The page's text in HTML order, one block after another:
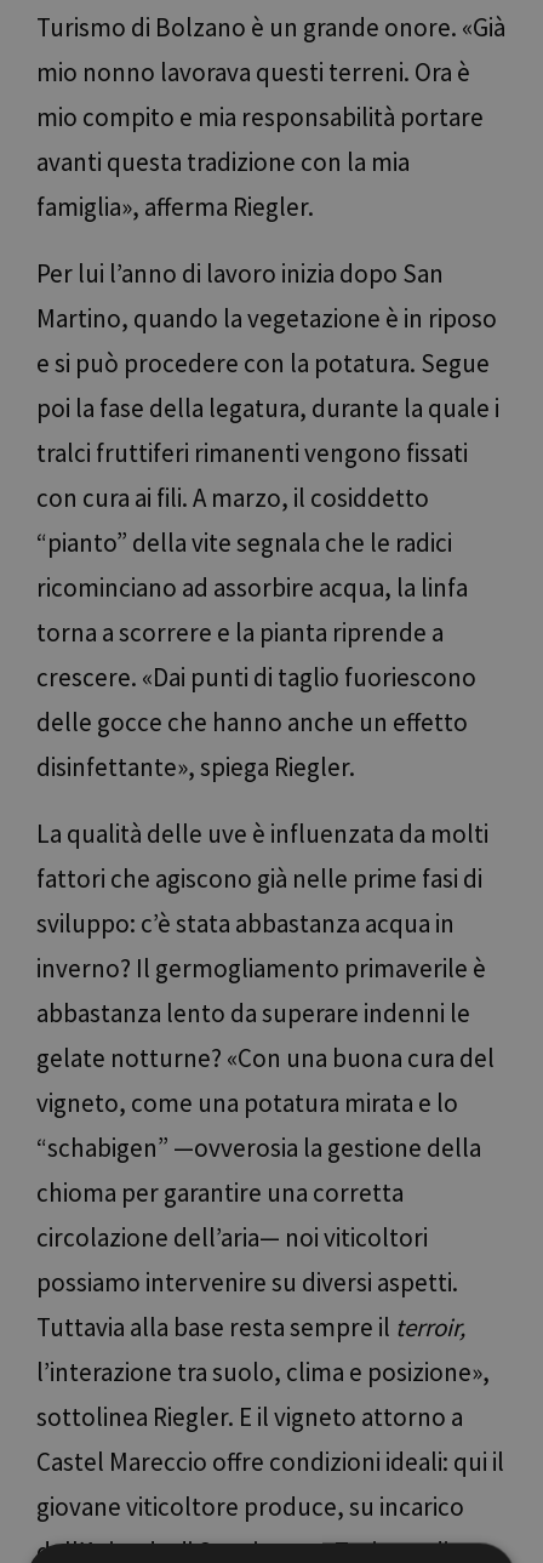
Turismo di Bolzano è un grande onore. «Già
mio nonno lavorava questi terreni. Ora è
mio compito e mia responsabilità portare
avanti questa tradizione con la mia
famiglia», afferma Riegler.
Per lui l’anno di lavoro inizia dopo San
Martino, quando la vegetazione è in riposo
e si può procedere con la potatura. Segue
poi la fase della legatura, durante la quale i
tralci fruttiferi rimanenti vengono fissati
con cura ai fili. A marzo, il cosiddetto
“pianto” della vite segnala che le radici
ricominciano ad assorbire acqua, la linfa
torna a scorrere e la pianta riprende a
crescere. «Dai punti di taglio fuoriescono
delle gocce che hanno anche un effetto
disinfettante», spiega Riegler.
La qualità delle uve è influenzata da molti
fattori che agiscono già nelle prime fasi di
sviluppo: c’è stata abbastanza acqua in
inverno? Il germogliamento primaverile è
abbastanza lento da superare indenni le
gelate notturne? «Con una buona cura del
vigneto, come una potatura mirata e lo
“schabigen” —ovverosia la gestione della
chioma per garantire una corretta
circolazione dell’aria— noi viticoltori
possiamo intervenire su diversi aspetti.
Tuttavia alla base resta sempre il terroir,
l’interazione tra suolo, clima e posizione»,
sottolinea Riegler. E il vigneto attorno a
Castel Mareccio offre condizioni ideali: qui il
giovane viticoltore produce, su incarico
dell’Azienda di Soggiorno e Turismo di